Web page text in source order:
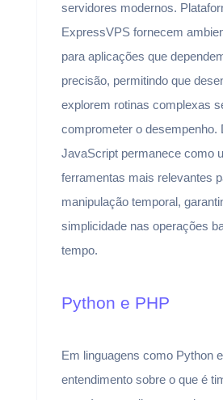
servidores modernos.
ExpressVPS fornecem
para aplicações que
precisão, permitindo que
explorem rotinas complexas
comprometer o desempenho.
JavaScript permanece como
ferramentas mais relevantes
manipulação temporal,
simplicidade nas operações
tempo.
Python e PHP
Em linguagens como Python
entendimento sobre o que é